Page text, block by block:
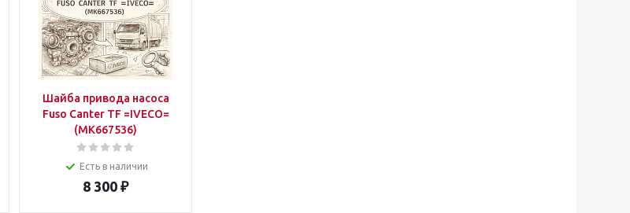
Шайба привода насоса
Fuso Canter TF =IVECO=
(MK667536)
Есть в наличии
8 300 ₽